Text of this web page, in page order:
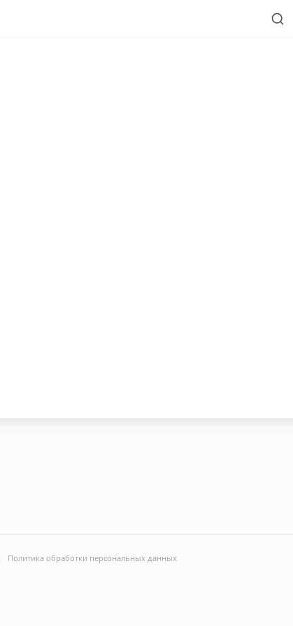
Политика обработки персональных данных